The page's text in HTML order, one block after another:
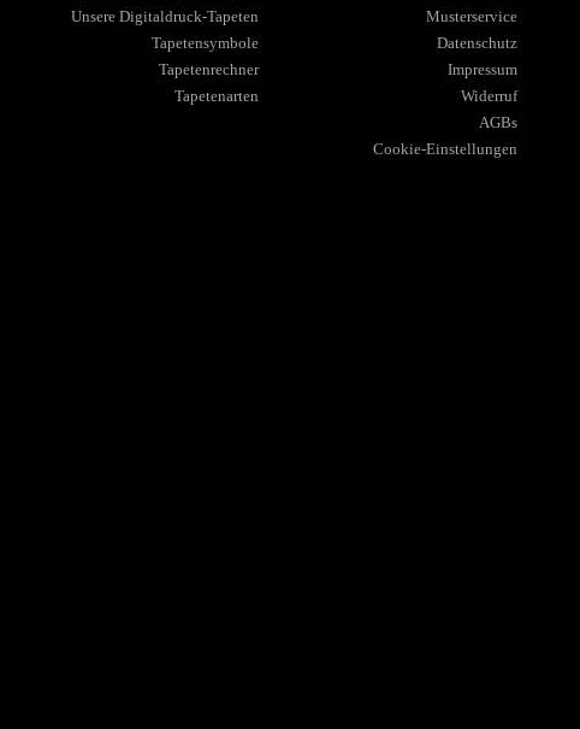
Unsere Digitaldruck-Tapeten
Tapetensymbole
Tapetenrechner
Tapetenarten
Musterservice
Datenschutz
Impressum
Widerruf
AGBs
Cookie-Einstellungen